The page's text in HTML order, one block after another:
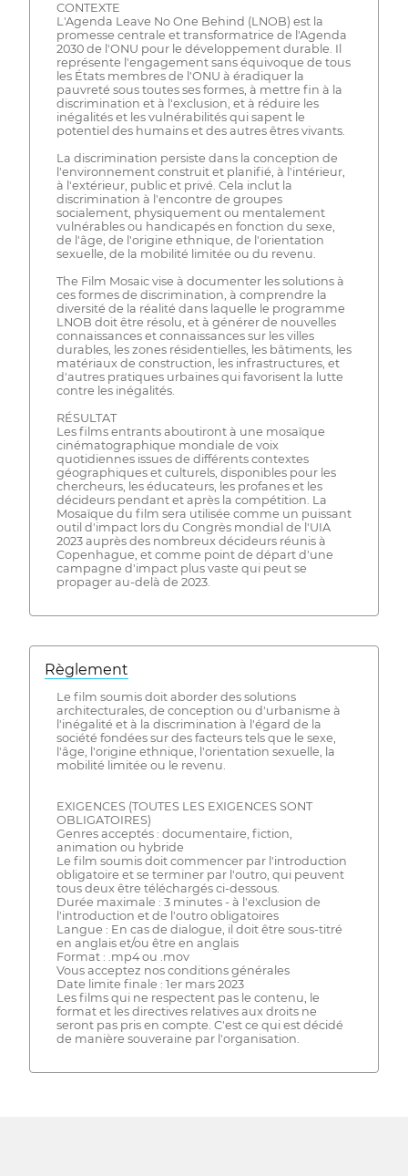
CONTEXTE
L'Agenda Leave No One Behind (LNOB) est la
promesse centrale et transformatrice de l'Agenda
2030 de l'ONU pour le développement durable. Il
représente l'engagement sans équivoque de tous
les États membres de l'ONU à éradiquer la
pauvreté sous toutes ses formes, à mettre fin à la
discrimination et à l'exclusion, et à réduire les
inégalités et les vulnérabilités qui sapent le
potentiel des humains et des autres êtres vivants.
La discrimination persiste dans la conception de
l'environnement construit et planifié, à l'intérieur,
à l'extérieur, public et privé. Cela inclut la
discrimination à l'encontre de groupes
socialement, physiquement ou mentalement
vulnérables ou handicapés en fonction du sexe,
de l'âge, de l'origine ethnique, de l'orientation
sexuelle, de la mobilité limitée ou du revenu.
The Film Mosaic vise à documenter les solutions à
ces formes de discrimination, à comprendre la
diversité de la réalité dans laquelle le programme
LNOB doit être résolu, et à générer de nouvelles
connaissances et connaissances sur les villes
durables, les zones résidentielles, les bâtiments, les
matériaux de construction, les infrastructures, et
d'autres pratiques urbaines qui favorisent la lutte
contre les inégalités.
RÉSULTAT
Les films entrants aboutiront à une mosaïque
cinématographique mondiale de voix
quotidiennes issues de différents contextes
géographiques et culturels, disponibles pour les
chercheurs, les éducateurs, les profanes et les
décideurs pendant et après la compétition. La
Mosaïque du film sera utilisée comme un puissant
outil d'impact lors du Congrès mondial de l'UIA
2023 auprès des nombreux décideurs réunis à
Copenhague, et comme point de départ d'une
campagne d'impact plus vaste qui peut se
propager au-delà de 2023.
Règlement
Le film soumis doit aborder des solutions
architecturales, de conception ou d'urbanisme à
l'inégalité et à la discrimination à l'égard de la
société fondées sur des facteurs tels que le sexe,
l'âge, l'origine ethnique, l'orientation sexuelle, la
mobilité limitée ou le revenu.
EXIGENCES (TOUTES LES EXIGENCES SONT
OBLIGATOIRES)
Genres acceptés : documentaire, fiction,
animation ou hybride
Le film soumis doit commencer par l'introduction
obligatoire et se terminer par l'outro, qui peuvent
tous deux être téléchargés ci-dessous.
Durée maximale : 3 minutes - à l'exclusion de
l'introduction et de l'outro obligatoires
Langue : En cas de dialogue, il doit être sous-titré
en anglais et/ou être en anglais
Format : .mp4 ou .mov
Vous acceptez nos conditions générales
Date limite finale : 1er mars 2023
Les films qui ne respectent pas le contenu, le
format et les directives relatives aux droits ne
seront pas pris en compte. C'est ce qui est décidé
de manière souveraine par l'organisation.